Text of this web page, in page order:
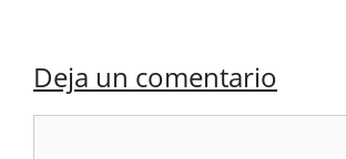
Deja un comentario